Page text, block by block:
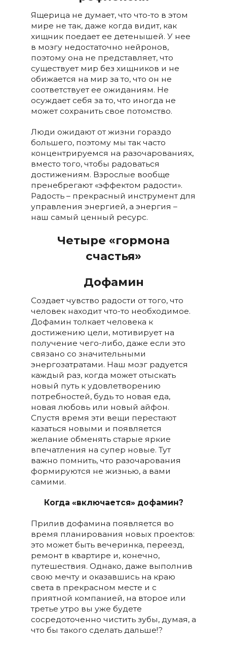
Ящерица не думает, что что-то в этом
мире не так, даже когда видит, как
хищник поедает ее детенышей. У нее
в мозгу недостаточно нейронов,
поэтому она не представляет, что
существует мир без хищников и не
обижается на мир за то, что он не
соответствует ее ожиданиям. Не
осуждает себя за то, что иногда не
может сохранить свое потомство.
Люди ожидают от жизни гораздо
большего, поэтому мы так часто
концентрируемся на разочарованиях,
вместо того, чтобы радоваться
достижениям. Взрослые вообще
пренебрегают «эффектом радости».
Радость – прекрасный инструмент для
управления энергией, а энергия –
наш самый ценный ресурс.
Четыре «гормона
счастья»
Дофамин
Создает чувство радости от того, что
человек находит что-то необходимое.
Дофамин толкает человека к
достижению цели, мотивирует на
получение чего-либо, даже если это
связано со значительными
энергозатратами. Наш мозг радуется
каждый раз, когда может отыскать
новый путь к удовлетворению
потребностей, будь то новая еда,
новая любовь или новый айфон.
Спустя время эти вещи перестают
казаться новыми и появляется
желание обменять старые яркие
впечатления на супер новые. Тут
важно помнить, что разочарования
формируются не жизнью, а вами
самими.
Когда «включается» дофамин?
Прилив дофамина появляется во
время планирования новых проектов:
это может быть вечеринка, переезд,
ремонт в квартире и, конечно,
путешествия. Однако, даже выполнив
свою мечту и оказавшись на краю
света в прекрасном месте и с
приятной компанией, на второе или
третье утро вы уже будете
сосредоточенно чистить зубы, думая, а
что бы такого сделать дальше!?